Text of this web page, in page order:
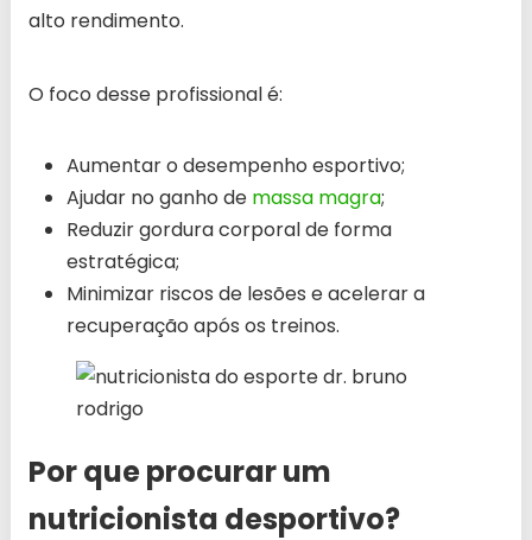
alto rendimento.
O foco desse profissional é:
Aumentar o desempenho esportivo;
Ajudar no ganho de massa magra;
Reduzir gordura corporal de forma
estratégica;
Minimizar riscos de lesões e acelerar a
recuperação após os treinos.
Por que procurar um
nutricionista desportivo?